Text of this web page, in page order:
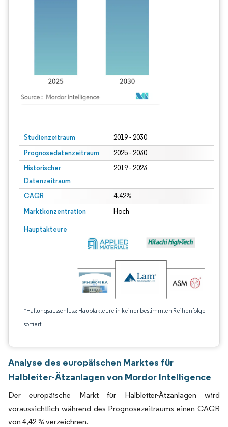
Studienzeitraum 2019 - 2030
Prognosedatenzeitraum 2025 - 2030
Historischer
Datenzeitraum
2019 - 2023
CAGR 4.42%
Marktkonzentration Hoch
Hauptakteure
*Haftungsausschluss: Hauptakteure in keiner bestimmten Reihenfolge
sortiert
Analyse des europäischen Marktes für
Halbleiter-Ätzanlagen von Mordor Intelligence
Der europäische Markt für Halbleiter-Ätzanlagen wird
voraussichtlich während des Prognosezeitraums einen CAGR
von 4,42 % verzeichnen.